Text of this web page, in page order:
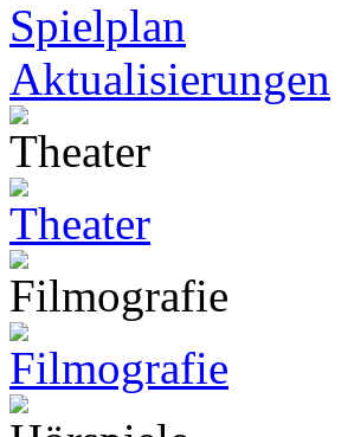
Spielplan
Aktualisierungen